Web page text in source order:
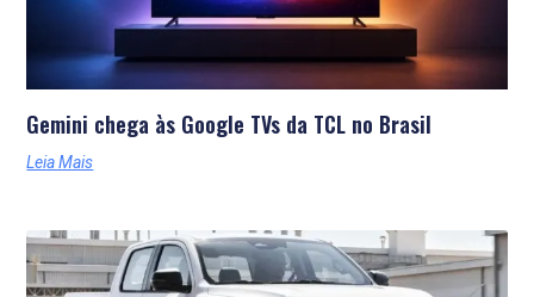
Gemini chega às Google TVs da TCL no Brasil
Leia Mais